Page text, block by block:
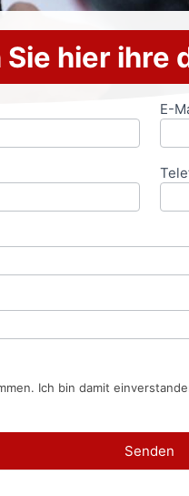
Sie hier ihre
E-
Ich bin damit
Senden